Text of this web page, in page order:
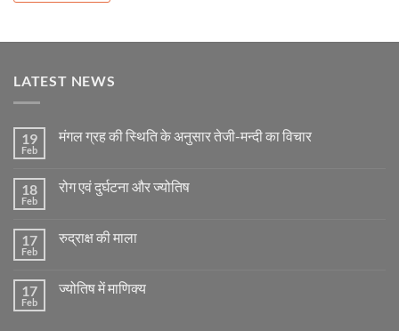
LATEST NEWS
19
Feb
मंगल ग्रह की स्थिति के अनुसार तेजी-मन्दी का विचार
मंगल
के
अनुसार
विचार
18
Feb
रोग एवं दुर्घटना और ज्योतिष
रोग
ज्योतिष
17
Feb
रुद्राक्ष की माला
रुद्राक्ष
17
Feb
ज्योतिष में माणिक्य